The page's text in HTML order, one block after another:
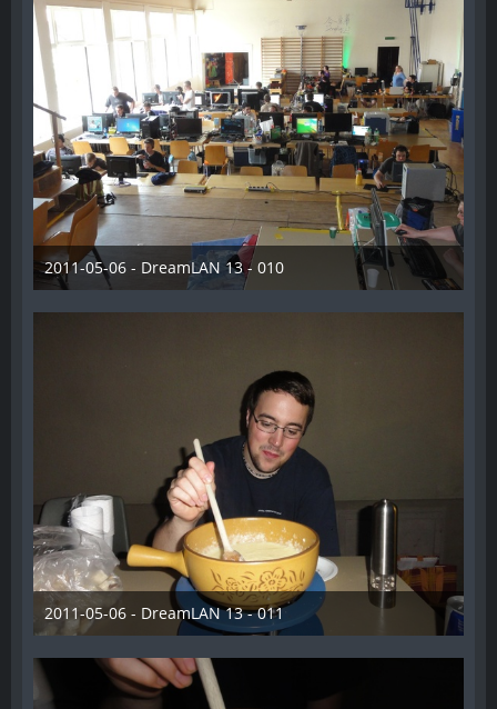
2011-05-06 - DreamLAN 13 - 010
28. Dezember 2012
2011-05-06 - DreamLAN 13 - 011
28. Dezember 2012